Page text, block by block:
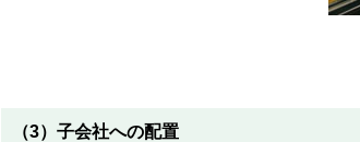
（3）子会社への配置